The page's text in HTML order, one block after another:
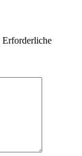
Erforderliche